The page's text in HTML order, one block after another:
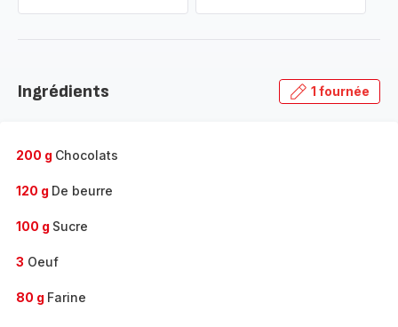
Ingrédients 1 fournée
200 g Chocolats
120 g De beurre
100 g Sucre
3 Oeuf
80 g Farine